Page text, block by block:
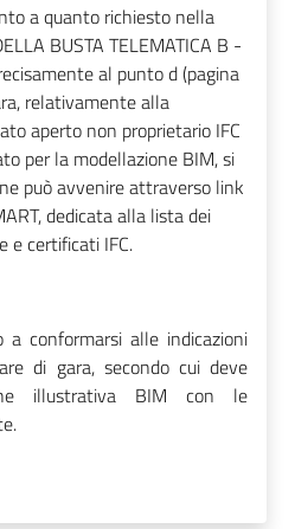
a quanto richiesto nella
BUSTA TELEMATICA B -
al punto d (pagina
relativamente alla
aperto non proprietario IFC
per la modellazione BIM, si
può avvenire attraverso link
dedicata alla lista dei
e certificati IFC.
conformarsi alle indicazioni
di gara, secondo cui deve
illustrativa BIM con le